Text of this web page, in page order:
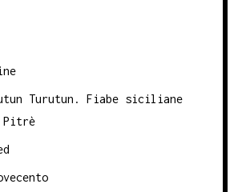
Turutun. Fiabe siciliane
Pitrè